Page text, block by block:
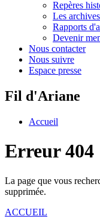
Repères
Les
Rapports
Devenir
Nous contacter
Nous suivre
Espace presse
Fil d'Ariane
Accueil
Erreur 404
La page que vous
supprimée.
ACCUEIL